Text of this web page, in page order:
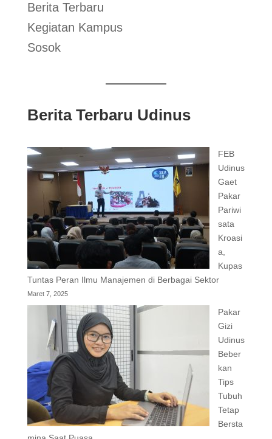
Berita Terbaru
Kegiatan Kampus
Sosok
Berita Terbaru Udinus
FEB
Udinus
Gaet
Pakar
Pariwi
sata
Kroasi
a,
Kupas
Tuntas Peran Ilmu Manajemen di Berbagai Sektor
Maret 7, 2025
Pakar
Gizi
Udinus
Beber
kan
Tips
Tubuh
Tetap
Bersta